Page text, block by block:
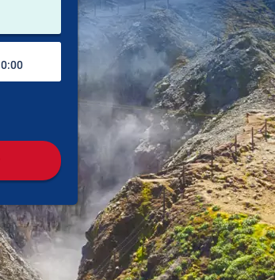
lugar de alquiler
Lugar de devolución
Recogida Devolución